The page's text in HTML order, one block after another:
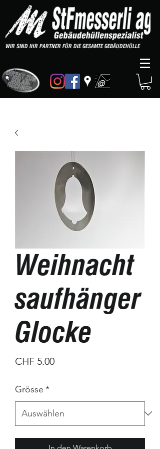
WIR SIND IHR PARTNER FÜR DIE GESAMTE GEBÄUDEHÜLLE
Weihnacht
saufhänger
Glocke
CHF 5.00Preis
Grösse *